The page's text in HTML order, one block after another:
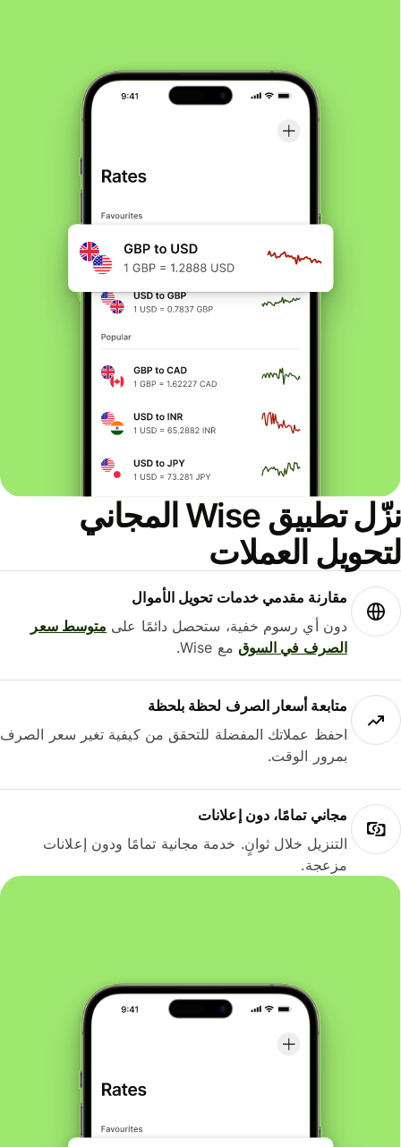
نزّل تطبيق Wise المجاني
العملات
مقارنة مقدمي خدمات تحويل الأموال
دون أي رسوم خفية، ستحصل دائمًا علىمتوسط ​​سعر
الصرف في السوقمع Wise.
متابعة أسعار الصرف لحظة بلحظة
احفظ عملاتك المفضلة للتحقق من كيفية تغير سعر الصرف
بمرور الوقت.
مجاني تمامًا، دون إعلانات
التنزيل خلال ثوانٍ. خدمة مجانية تمامًا ودون إعلانات
مزعجة.